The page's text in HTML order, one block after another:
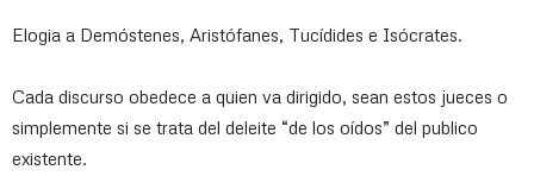
Elogia a Demóstenes, Aristófanes, Tucídides e Isócrates.
Cada discurso obedece a quien va dirigido, sean estos jueces o
simplemente si se trata del deleite “de los oídos” del publico
existente.